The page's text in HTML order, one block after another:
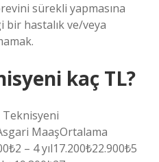
sürekli yapmasına
hastalık ve/veya
kaç TL?
Teknisyeni
MaaşOrtalama
– 4 yıl17.200₺22.900₺5